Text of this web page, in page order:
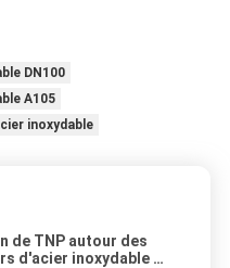
DN100
A105
inoxydable
de TNP autour des
d'acier inoxydable de